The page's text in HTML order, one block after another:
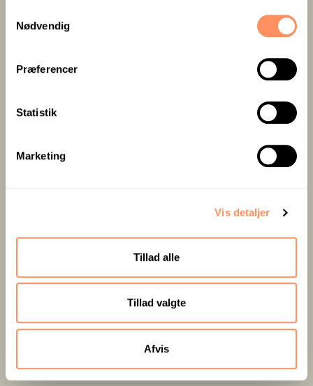
Nødvendig
Præferencer
Statistik
Marketing
Vis detaljer
Tillad alle
Tillad valgte
Afvis
FORSPØRG